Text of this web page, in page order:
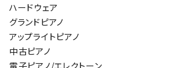
ハードウェア
グランドピアノ
アップライトピアノ
中古ピアノ